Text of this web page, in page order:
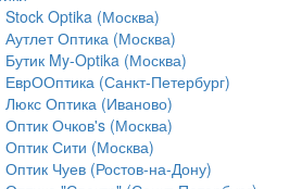
Stock Optika (Москва)
Аутлет Оптика (Москва)
Бутик My-Optika (Москва)
ЕврООптика (Санкт-Петербург)
Люкс Оптика (Иваново)
Оптик Очков's (Москва)
Оптик Сити (Москва)
Оптик Чуев (Ростов-на-Дону)